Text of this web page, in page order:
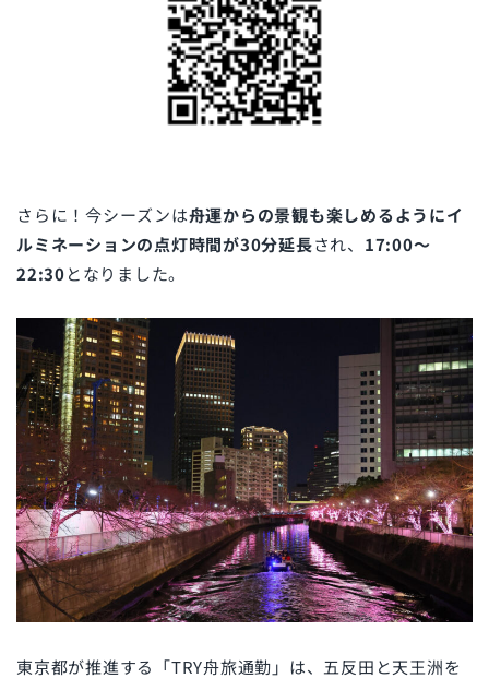
さらに！今シーズンは舟運からの景観も楽しめるようにイ
ルミネーションの点灯時間が30分延長され、 17:00〜
22:30となりました。
東京都が推進する「TRY舟旅通勤」は、五反田と天王洲を